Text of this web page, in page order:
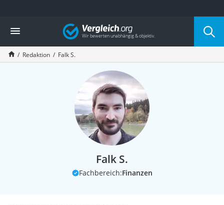
Die beliebtesten Vergleiche nach Kategorie
Service
Vergleich
Redaktion Falk S.
Falk S.
Fachbereich:Finanzen